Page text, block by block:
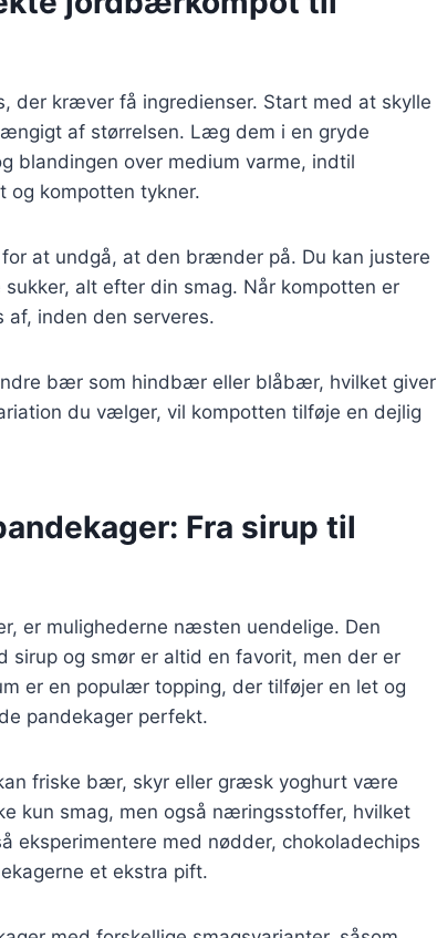
der kræver få ingredienser. Start med at skylle
af størrelsen. Læg dem i en gryde
blandingen over medium varme, indtil
kompotten tykner.
at undgå, at den brænder på. Du kan justere
alt efter din smag. Når kompotten er
inden den serveres.
bær som hindbær eller blåbær, hvilket giver
du vælger, vil kompotten tilføje en dejlig
Fra sirup til
er mulighederne næsten uendelige. Den
sirup og smør er altid en favorit, men der er
er en populær topping, der tilføjer en let og
pandekager perfekt.
friske bær, skyr eller græsk yoghurt være
kun smag, men også næringsstoffer, hvilket
eksperimentere med nødder, chokoladechips
et ekstra pift.